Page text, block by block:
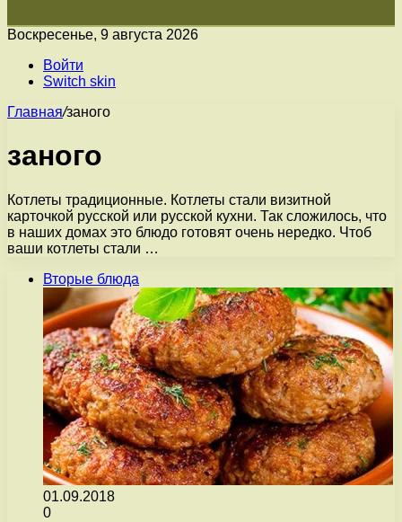
Воскресенье, 9 августа 2026
Войти
Switch skin
Главная/заного
заного
Котлеты традиционные. Котлеты стали визитной
карточкой русской или русской кухни. Так сложилось, что
в наших домах это блюдо готовят очень нередко. Чтоб
ваши котлеты стали …
Вторые блюда
01.09.2018
0